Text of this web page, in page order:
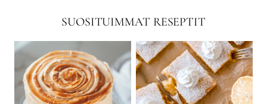
SUOSITUIMMAT RESEPTIT